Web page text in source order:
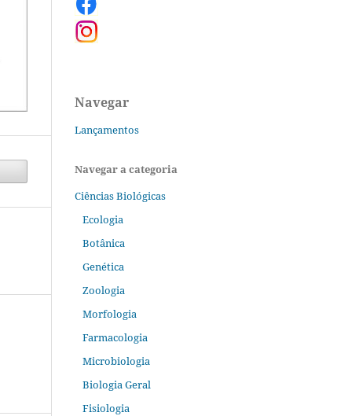
Navegar
Lançamentos
Navegar a categoria
Ciências Biológicas
Ecologia
Botânica
Genética
Zoologia
Morfologia
Farmacologia
Microbiologia
Biologia Geral
Fisiologia